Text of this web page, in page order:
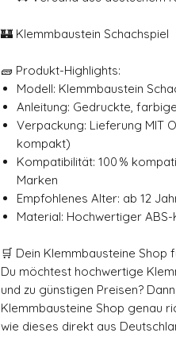
🏰 Klemmbaustein Schachspiel
🧱 Produkt-Highlights:
Modell: Klemmbaustein
Anleitung: Gedruckte,
Verpackung: Lieferung MIT
kompakt)
Kompatibilität: 100 %
Marken
Empfohlenes Alter: ab 12
Material: Hochwertiger
🛒 Dein Klemmbausteine Shop
Du möchtest hochwertige
und zu günstigen Preisen?
Klemmbausteine Shop genau
wie dieses direkt aus